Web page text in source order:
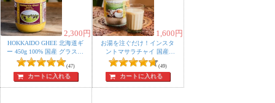
HOKKAIDO GHEE 北海道ギ
ー 450g 100% 国産 グラスフ
ェッドギー グラスフェッ
ドバター使用 自然豊かな富
良野で放牧酪農
2,300 円
(47)
カートに入れる
お湯を注ぐだけ！インスタ
ントマサラチャイ 国産
HOKKAIDO MASALA CHAI
たっぷり250g グラスフェッ
ド
1,600 円
(49)
カートに入れる